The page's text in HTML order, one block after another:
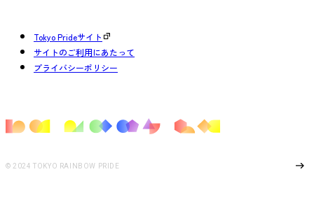
Tokyo Prideサイト
サイトのご利用にあたって
プライバシーポリシー
© 2024 TOKYO RAINBOW PRIDE